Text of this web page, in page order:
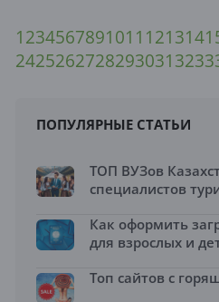
1234567891011 121314
24252627282930313233
ПОПУЛЯРНЫЕ СТАТЬИ
ТОП ВУЗов
специалистов
Как оформить
для взрослых и
Топ сайтов с